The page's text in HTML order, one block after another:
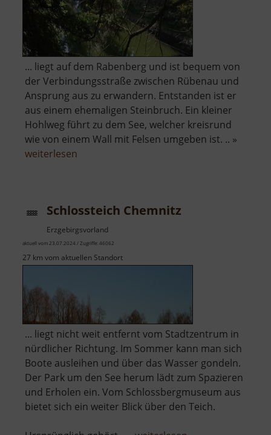
... liegt auf dem Rabenberg und ist bequem von
der Verbindungsstraße zwischen Rübenau und
Ansprung aus zu erwandern. Entstanden ist er
aus einem ehemaligen Steinbruch. Ein kleiner
Hohlweg führt zu dem See, welcher kreisrund
wie von einem Wall mit Felsen umgeben ist. .. »
weiterlesen
Schlossteich Chemnitz
Erzgebirgsvorland
aktuell vom 23.07.2024 / Zugriffe: 46062
27 km vom aktuellen Standort
... liegt nicht weit entfernt vom Stadtzentrum in
nürdlicher Richtung. Im Sommer kann man sich
Boote ausleihen und über das Wasser gondeln.
Der Park um den See herum lädt zum Spazieren
und Erholen ein. Vom Schlossbergmuseum aus
bietet sich ein weiter Blick über den Teich.